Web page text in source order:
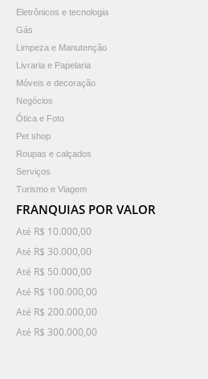
Eletrônicos e tecnologia
Gás
Limpeza e Manutenção
Livraria e Papelaria
Móveis e decoração
Negócios
Ótica e Foto
Pet shop
Roupas e calçados
Serviços
Turismo e Viagem
FRANQUIAS POR VALOR
Até R$ 10.000,00
Até R$ 30.000,00
Até R$ 50.000,00
Até R$ 100.000,00
Até R$ 200.000,00
Até R$ 300.000,00